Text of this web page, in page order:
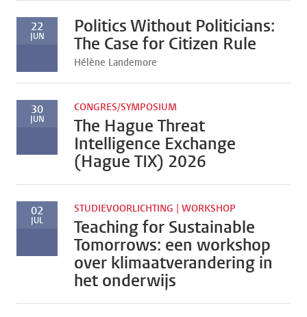
22
JUN
Politics Without Politicians:
The Case for Citizen Rule
Hélène Landemore
30
JUN
CONGRES/SYMPOSIUM
The Hague Threat
Intelligence Exchange
(Hague TIX) 2026
02
JUL
STUDIEVOORLICHTING | WORKSHOP
Teaching for Sustainable
Tomorrows: een workshop
over klimaatverandering in
het onderwijs